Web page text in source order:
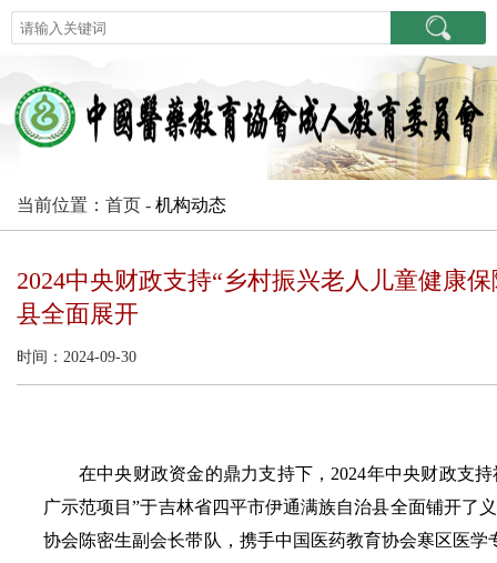
当前位置：首页 - 机构动态
2024中央财政支持“乡村振兴老人儿童健康
县全面展开
时间：2024-09-30
在中央财政资金的鼎力支持下，2024年中央财政支
广示范项目”于吉林省四平市伊通满族自治县全面铺开了
协会陈密生副会长带队，携手中国医药教育协会寒区医